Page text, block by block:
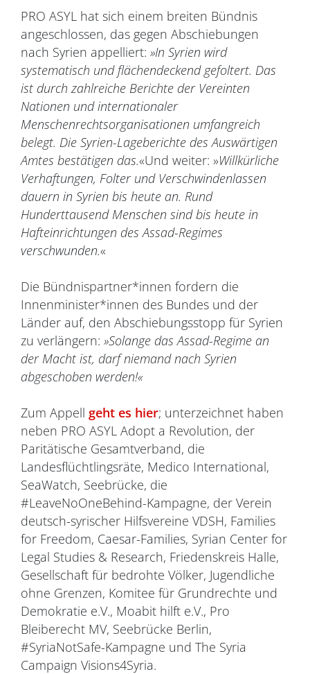
PRO ASYL hat sich einem breiten Bündnis
angeschlossen, das gegen Abschiebungen
nach Syrien appelliert: »In Syrien wird
systematisch und flächendeckend gefoltert. Das
ist durch zahlreiche Berichte der Vereinten
Nationen und internationaler
Menschenrechtsorganisationen umfangreich
belegt. Die Syrien-Lageberichte des Auswärtigen
Amtes bestätigen das.«Und weiter: »Willkürliche
Verhaftungen, Folter und Verschwindenlassen
dauern in Syrien bis heute an. Rund
Hunderttausend Menschen sind bis heute in
Hafteinrichtungen des Assad-Regimes
verschwunden.«
Die Bündnispartner*innen fordern die
Innenminister*innen des Bundes und der
Länder auf, den Abschiebungsstopp für Syrien
zu verlängern: »Solange das Assad-Regime an
der Macht ist, darf niemand nach Syrien
abgeschoben werden!«
Zum Appell geht es hier; unterzeichnet haben
neben PRO ASYL Adopt a Revolution, der
Paritätische Gesamtverband, die
Landesflüchtlingsräte, Medico International,
SeaWatch, Seebrücke, die
#LeaveNoOneBehind-Kampagne, der Verein
deutsch-syrischer Hilfsvereine VDSH, Families
for Freedom, Caesar-Families, Syrian Center for
Legal Studies & Research, Friedenskreis Halle,
Gesellschaft für bedrohte Völker, Jugendliche
ohne Grenzen, Komitee für Grundrechte und
Demokratie e.V., Moabit hilft e.V., Pro
Bleiberecht MV, Seebrücke Berlin,
#SyriaNotSafe-Kampagne und The Syria
Campaign Visions4Syria.